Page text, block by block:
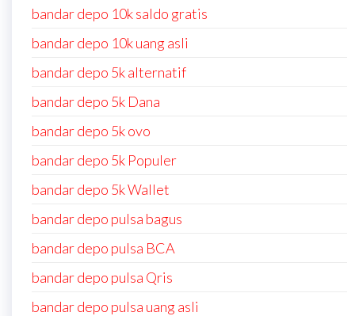
bandar depo 10k saldo gratis
bandar depo 10k uang asli
bandar depo 5k alternatif
bandar depo 5k Dana
bandar depo 5k ovo
bandar depo 5k Populer
bandar depo 5k Wallet
bandar depo pulsa bagus
bandar depo pulsa BCA
bandar depo pulsa Qris
bandar depo pulsa uang asli